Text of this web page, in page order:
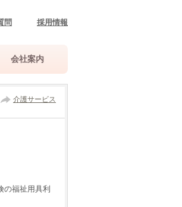
問 採用情報
会社案内
介護サービス
の福祉用具利